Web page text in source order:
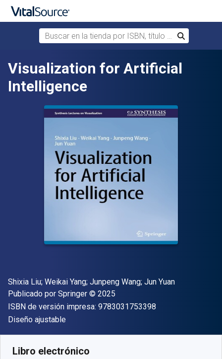
Saltar al contenido principal
Buscar en la tienda por ISBN, título o autor
Buscar
Visualization for Artificial
Intelligence
Autor(es)
Shixia Liu; Weikai Yang; Junpeng Wang; Jun Yuan
Editor
Publicado por Springer Copyright
© 2025
ISBN de versión impresa: 9783031753398
Formato
Diseño ajustable
Libro electrónico